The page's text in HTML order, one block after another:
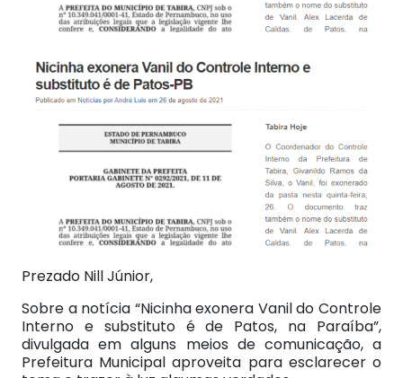
Prezado Nill Júnior,
Sobre a notícia “Nicinha exonera Vanil do Controle
Interno e substituto é de Patos, na Paraíba”,
divulgada em alguns meios de comunicação, a
Prefeitura Municipal aproveita para esclarecer o